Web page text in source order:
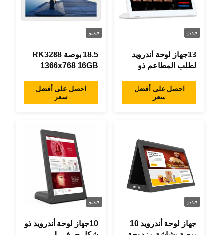
فيديو
13جهاز لوحة أندرويد
لطلب المطاعم ذو
0.3 بوصة، 1920×1080
شاشة تعمل باللمس،
احصل على أفضل
سعر
فيديو
18.5 بوصة RK3288
1366x768 16GB
جهاز لوحي اندرويد واحد
تصميم حديث
احصل على أفضل
سعر
فيديو
جهاز لوحة أندرويد 10
فيديو
10جهاز لوحة أندرويد ذو